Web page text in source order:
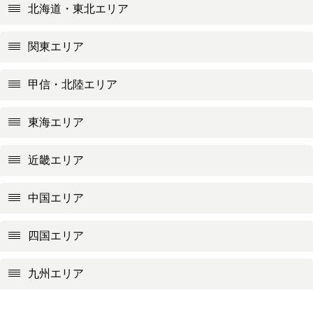
北海道・東北エリア
関東エリア
甲信・北陸エリア
東海エリア
近畿エリア
中国エリア
四国エリア
九州エリア